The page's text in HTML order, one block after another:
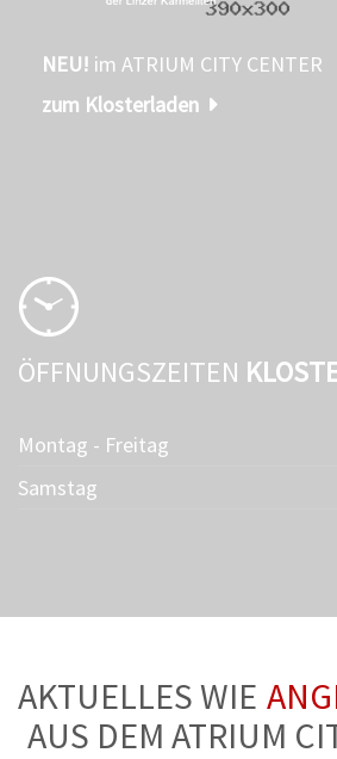
NEU! im ATRIUM CITY CENTER
zum Klosterladen
ÖFFNUNGSZEITEN
Montag - Freitag
Samstag
AKTUELLES WIE
AUS DEM ATRIUM